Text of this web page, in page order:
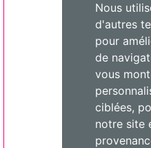
Nous
d'autres
pour
de
vous
ciblées,
notre site